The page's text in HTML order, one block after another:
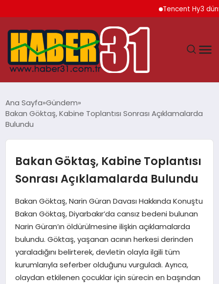
Tencent Hy3 dünya
HATAY
GÜNDEM
MAGAZIN
SAĞLIK
TEKNOLOJI
Ana Sayfa Gündem
Bakan Göktaş, Kabine Toplantısı Sonrası Açıklamalarda
Bulundu
Bakan Göktaş, Kabine Toplantısı
Sonrası Açıklamalarda Bulundu
Bakan Göktaş, Narin Güran Davası Hakkında Konuştu
Bakan Göktaş, Diyarbakır’da cansız bedeni bulunan
Narin Güran’ın öldürülmesine ilişkin açıklamalarda
bulundu. Göktaş, yaşanan acının herkesi derinden
yaraladığını belirterek, devletin olayla ilgili tüm
kurumlarıyla seferber olduğunu vurguladı. Ayrıca,
olaydan etkilenen çocuklar için sürecin en başından